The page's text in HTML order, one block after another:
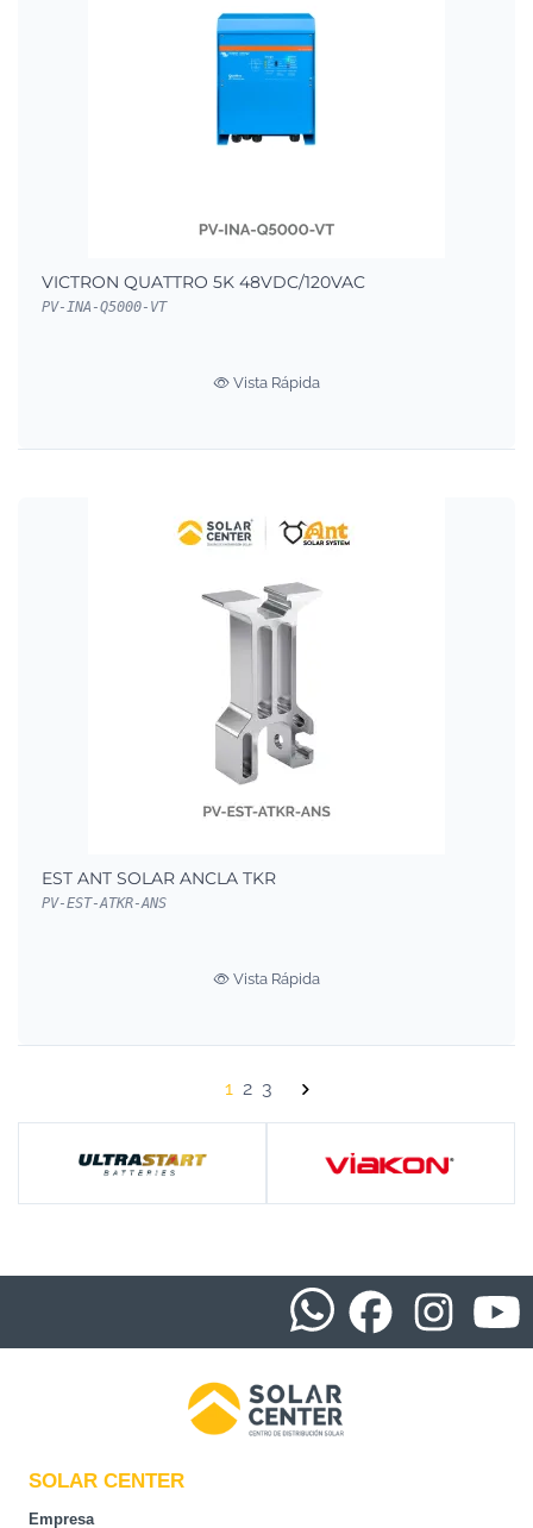
VICTRON QUATTRO 5K 48VDC/120VAC
PV-INA-Q5000-VT
Vista Rápida
EST ANT SOLAR ANCLA TKR
PV-EST-ATKR-ANS
Vista Rápida
1 2 3
SOLAR CENTER
Empresa